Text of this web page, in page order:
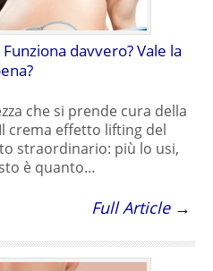
davvero? Vale la
che si prende cura della
crema effetto lifting del
straordinario: più lo usi,
è quanto…
Full Article →